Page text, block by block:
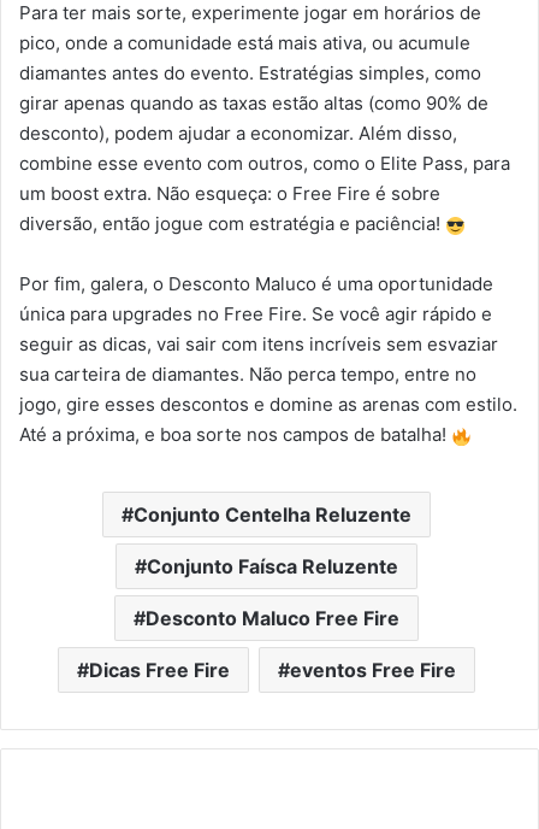
Para ter mais sorte, experimente jogar em horários de
pico, onde a comunidade está mais ativa, ou acumule
diamantes antes do evento. Estratégias simples, como
girar apenas quando as taxas estão altas (como 90% de
desconto), podem ajudar a economizar. Além disso,
combine esse evento com outros, como o Elite Pass, para
um boost extra. Não esqueça: o Free Fire é sobre
diversão, então jogue com estratégia e paciência!
Por fim, galera, o Desconto Maluco é uma oportunidade
única para upgrades no Free Fire. Se você agir rápido e
seguir as dicas, vai sair com itens incríveis sem esvaziar
sua carteira de diamantes. Não perca tempo, entre no
jogo, gire esses descontos e domine as arenas com estilo.
Até a próxima, e boa sorte nos campos de batalha!
Conjunto Centelha Reluzente
Conjunto Faísca Reluzente
Desconto Maluco Free Fire
Dicas Free Fire eventos Free Fire